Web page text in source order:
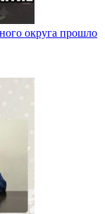
округа прошло